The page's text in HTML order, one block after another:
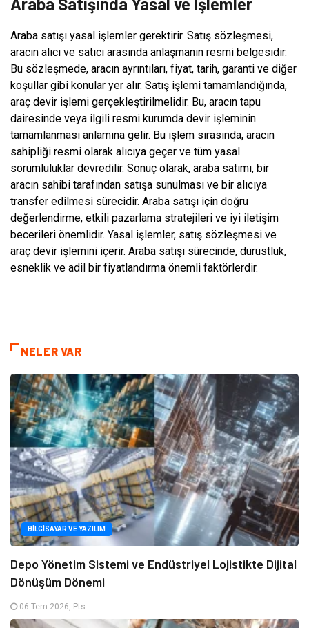
Araba satışı yasal işlemler gerektirir. Satış sözleşmesi,
aracın alıcı ve satıcı arasında anlaşmanın resmi belgesidir.
Bu sözleşmede, aracın ayrıntıları, fiyat, tarih, garanti ve diğer
koşullar gibi konular yer alır. Satış işlemi tamamlandığında,
araç devir işlemi gerçekleştirilmelidir. Bu, aracın tapu
dairesinde veya ilgili resmi kurumda devir işleminin
tamamlanması anlamına gelir. Bu işlem sırasında, aracın
sahipliği resmi olarak alıcıya geçer ve tüm yasal
sorumluluklar devredilir. Sonuç olarak, araba satımı, bir
aracın sahibi tarafından satışa sunulması ve bir alıcıya
transfer edilmesi sürecidir. Araba satışı için doğru
değerlendirme, etkili pazarlama stratejileri ve iyi iletişim
becerileri önemlidir. Yasal işlemler, satış sözleşmesi ve
araç devir işlemini içerir. Araba satışı sürecinde, dürüstlük,
esneklik ve adil bir fiyatlandırma önemli faktörlerdir.
NELER VAR
BILGISAYAR VE YAZILIM
Depo Yönetim Sistemi ve Endüstriyel Lojistikte Dijital
Dönüşüm Dönemi
06 Tem 2026, Pts